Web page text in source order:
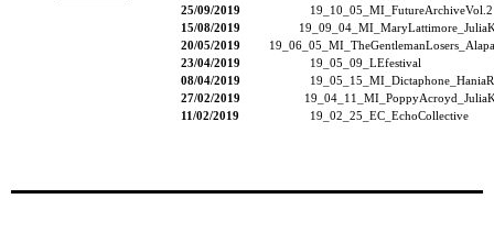
25/09/2019
19_10_05_MI_FutureArchiveVol.2
15/08/2019
20/05/2019
23/04/2019
19_05_09_LEfestival
08/04/2019
27/02/2019
11/02/2019
19_02_25_EC_EchoCollective